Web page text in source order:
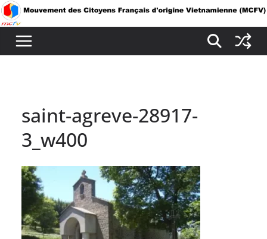
Passer
au
contenu
saint-agreve-28917-
3_w400